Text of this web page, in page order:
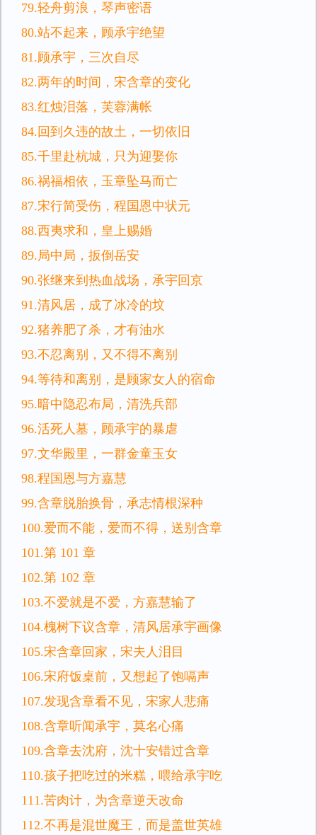
79.轻舟剪浪，琴声密语
80.站不起来，顾承宇绝望
81.顾承宇，三次自尽
82.两年的时间，宋含章的变化
83.红烛泪落，芙蓉满帐
84.回到久违的故土，一切依旧
85.千里赴杭城，只为迎娶你
86.祸福相依，玉章坠马而亡
87.宋行简受伤，程国恩中状元
88.西夷求和，皇上赐婚
89.局中局，扳倒岳安
90.张继来到热血战场，承宇回京
91.清风居，成了冰冷的坟
92.猪养肥了杀，才有油水
93.不忍离别，又不得不离别
94.等待和离别，是顾家女人的宿命
95.暗中隐忍布局，清洗兵部
96.活死人墓，顾承宇的暴虐
97.文华殿里，一群金童玉女
98.程国恩与方嘉慧
99.含章脱胎换骨，承志情根深种
100.爱而不能，爱而不得，送别含章
101.第 101 章
102.第 102 章
103.不爱就是不爱，方嘉慧输了
104.槐树下议含章，清风居承宇画像
105.宋含章回家，宋夫人泪目
106.宋府饭桌前，又想起了饱嗝声
107.发现含章看不见，宋家人悲痛
108.含章听闻承宇，莫名心痛
109.含章去沈府，沈十安错过含章
110.孩子把吃过的米糕，喂给承宇吃
111.苦肉计，为含章逆天改命
112.不再是混世魔王，而是盖世英雄